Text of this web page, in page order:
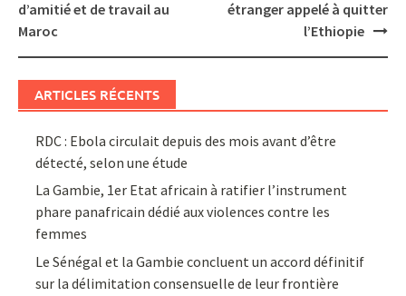
navigation
d’amitié et de travail au
Maroc
étranger appelé à quitter
l’Ethiopie
ARTICLES RÉCENTS
RDC : Ebola circulait depuis des mois avant d’être
détecté, selon une étude
La Gambie, 1er Etat africain à ratifier l’instrument
phare panafricain dédié aux violences contre les
femmes
Le Sénégal et la Gambie concluent un accord définitif
sur la délimitation consensuelle de leur frontière